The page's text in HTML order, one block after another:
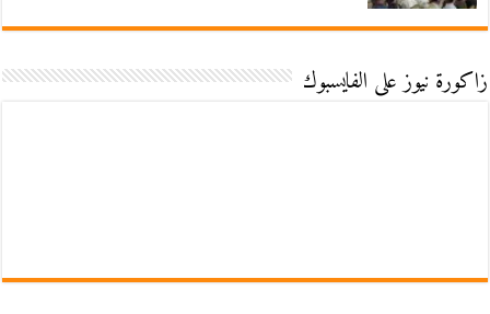
زاكورة نيوز على الفايسبوك